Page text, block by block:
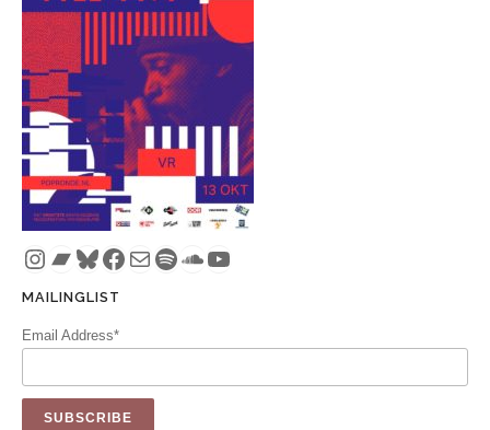
Instagram
Bandcamp
Bluesky
Facebook
MailSpotify
SoundCloud
YouTube
MAILINGLIST
Email Address*